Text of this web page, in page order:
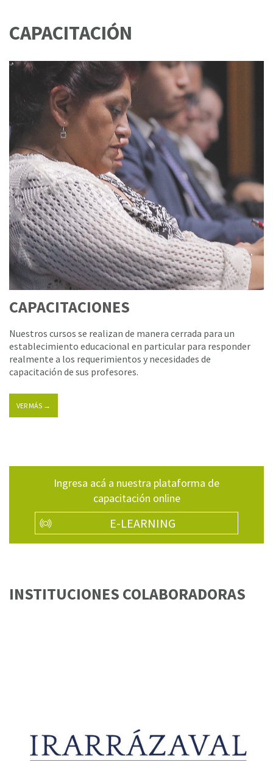
CAPACITACIÓN
CAPACITACIONES
Nuestros cursos se realizan de manera cerrada para un
establecimiento educacional en particular para responder
realmente a los requerimientos y necesidades de
capacitación de sus profesores.
VER MÁS →
Ingresa acá a nuestra plataforma de
capacitación online
E-LEARNING
INSTITUCIONES COLABORADORAS